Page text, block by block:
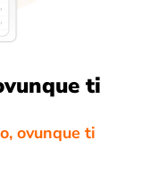
ti
ovunque ti